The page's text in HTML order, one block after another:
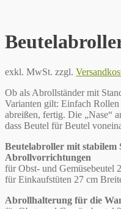
exkl. MwSt. zzgl.
Ob als Abrollständer mit
Varianten gilt: Einfach Rollen
abreißen, fertig. Die „Nase“
dass Beutel für Beutel
Beutelabroller mit stabilem
Abrollvorrichtungen
für Obst- und Gemüsebeutel
für Einkaufstüten 27 cm
Abrollhalterung für die